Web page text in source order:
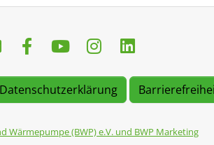
Datenschutzerklärung
Wärmepumpe (BWP) e.V. und BWP Marketing